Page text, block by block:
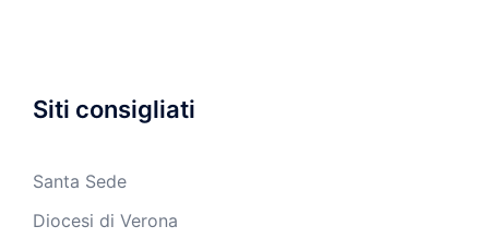
Siti consigliati
Santa Sede
Diocesi di Verona